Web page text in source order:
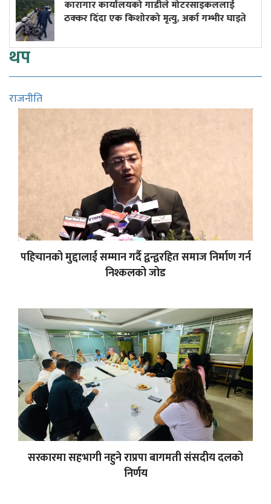
कार्यालयको गाडीले मोटरसाइकललाई
एक किशोरको मृत्यु, अर्का गम्भीर घाइते
कमाइले
थप
राजनीति
पहिचानको मुद्दालाई सम्मान गर्दै द्वन्द्वरहित समाज निर्माण गर्न
निश्कलको जोड
सरकारमा सहभागी नहुने राप्रपा बागमती संसदीय दलको
निर्णय